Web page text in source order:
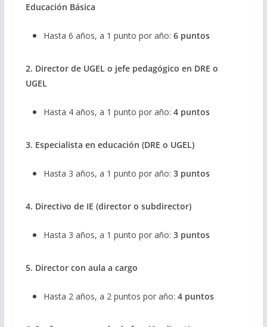
Educación Básica
Hasta 6 años, a 1 punto por año: 6 puntos
2. Director de UGEL o jefe pedagógico en DRE o
UGEL
Hasta 4 años, a 1 punto por año: 4 puntos
3. Especialista en educación (DRE o UGEL)
Hasta 3 años, a 1 punto por año: 3 puntos
4. Directivo de IE (director o subdirector)
Hasta 3 años, a 1 punto por año: 3 puntos
5. Director con aula a cargo
Hasta 2 años, a 2 puntos por año: 4 puntos